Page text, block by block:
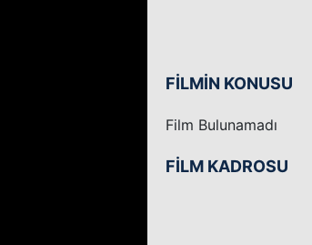
FİLMİN KONUSU
Film Bulunamadı
FİLM KADROSU